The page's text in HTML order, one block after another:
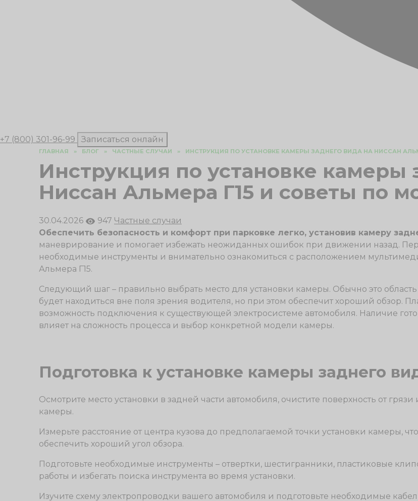
+7 (800) 301-96-99 Записаться онлайн
ГЛАВНАЯ » БЛОГ » ЧАСТНЫЕ СЛУЧАИ » ИНСТРУКЦИЯ ПО УСТАНОВКЕ КАМЕРЫ ЗАДНЕГО ВИДА НА НИССАН
Инструкция по установке камеры
Ниссан Альмера Г15 и советы по
30.04.2026 947 Частные случаи
Обеспечить безопасность и комфорт при парковке легко, установив камеру
маневрирование и помогает избежать неожиданных ошибок при движении назад.
необходимые инструменты и внимательно ознакомиться с расположением
Альмера Г15.
Следующий шаг – правильно выбрать место для установки камеры. Обычно это
будет находиться вне поля зрения водителя, но при этом обеспечит хороший обзор.
возможность подключения к существующей электросистеме автомобиля. Наличие
влияет на сложность процесса и выбор конкретной модели камеры.
Подготовка к установке камеры заднего
Осмотрите место установки в задней части автомобиля, очистите поверхность от
камеры.
Измерьте расстояние от центра кузова до предполагаемой точки установки камеры,
обеспечить хороший угол обзора.
Подготовьте необходимые инструменты – отвертки, шестигранники, пластиковые
работы и избегать поиска инструмента во время установки.
Изучите схему электропроводки вашего автомобиля и подготовьте необходимые